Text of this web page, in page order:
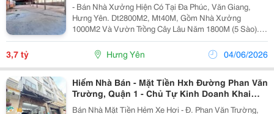
- Bán Nhà Xưởng Hiện Có Tại Đa Phúc, Văn Giang,
Hưng Yên. Dt2800M2, Mt40M, Gồm Nhà Xưởng
1000M2 Và Vườn Trồng Cây Lâu Năm 1800M (5 Sào).
Vị Trí Gần Đường Trục Của Làng Rộng Hơn 8M, 2 Ô Tô
Tránh Nhau Thoải Mái, Ô Tô Tải Vào Đất. - Hiện Tại Nhà
Xưởng...
3,7 tỷ Hưng Yên 04/06/2026
Hiếm Nhà Bán - Mặt Tiền Hxh Đường Phan Văn
Trường, Quận 1 - Chủ Tự Kinh Doanh Khai
Thác Dòng Tiền - Giang Giang:
Bán Nhà Mặt Tiền Hẻm Xe Hơi - Đ. Phan Văn Trường,